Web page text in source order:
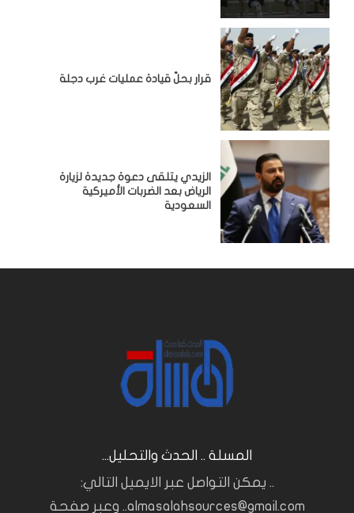
قرار بحلّ قيادة عمليات غرب دجلة
الزيدي يتلقى دعوة جديدة لزيارة
الرياض بعد الضربات الأميركية
السعودية
المسلة .. الحدث والتحليل...
.. يمكن التواصل عبر الايميل التالي:
almasalahsources@gmail.com.. وعبر صفحة